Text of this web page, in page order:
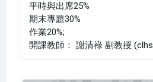
平時與出席25%
期末專題30%
作業20%;
開課教師： 謝清祿 副教授